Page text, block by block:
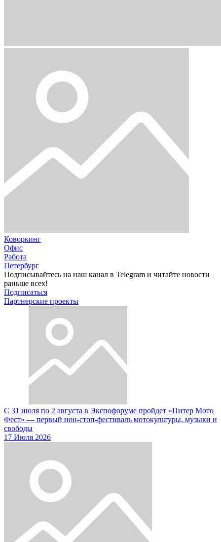
Коворкинг
Офис
Работа
Петербург
Подписывайтесь на наш канал в Telegram и читайте новости
раньше всех!
Подписаться
Партнерские проекты
С 31 июля по 2 августа в Экспофоруме пройдет «Питер Мото
Фест» — первый нон-стоп-фестиваль мотокультуры, музыки и
свободы
17 Июля 2026